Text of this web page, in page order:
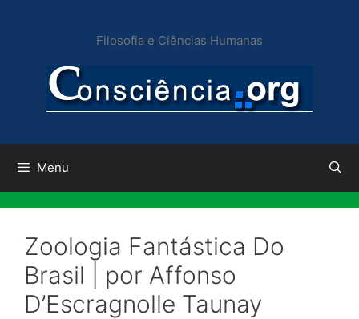
conteúdo
Filosofia e Ciências Humanas
Menu
Zoologia Fantástica Do
Brasil | por Affonso
D’Escragnolle Taunay